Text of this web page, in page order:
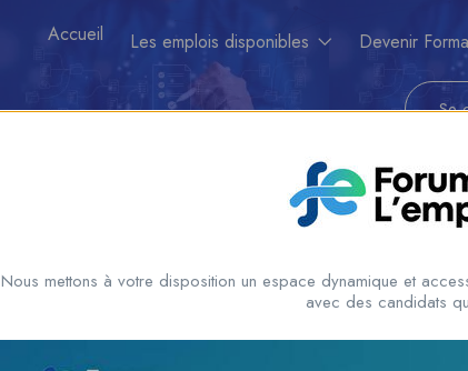
Accueil Les emplois disponibles Devenir
Se
Nous mettons à votre disposition un espace dynamique et
avec des candidats